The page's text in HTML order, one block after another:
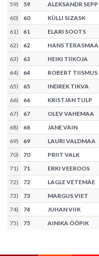
59) 59
ALEKSANDR SEPP
60) 60
KÜLLI SIZASK
61) 61
ELARI SOOTS
62) 62
HANS TERASMAA
63) 63
HEIKI TIIKOJA
64) 64
ROBERT TIISMUS
65) 65
INDREK TIKVA
66) 66
KRISTJAN TULP
67) 67
OLEV VAHEMAA
68) 68
JANE VAIN
69) 69
LAURI VALDMAA
70) 70
PRIIT VALK
71) 71
ERKI VEEROOS
72) 72
LAGLE VETEMÄE
73) 73
MARGUS VIET
74) 74
JUHAN VIIK
75) 75 AINIKA ÖÖPIK